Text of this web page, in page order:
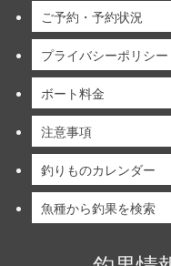
ご予約・予約状況
プライバシーポリシー
ボート料金
注意事項
釣りものカレンダー
魚種から釣果を検索